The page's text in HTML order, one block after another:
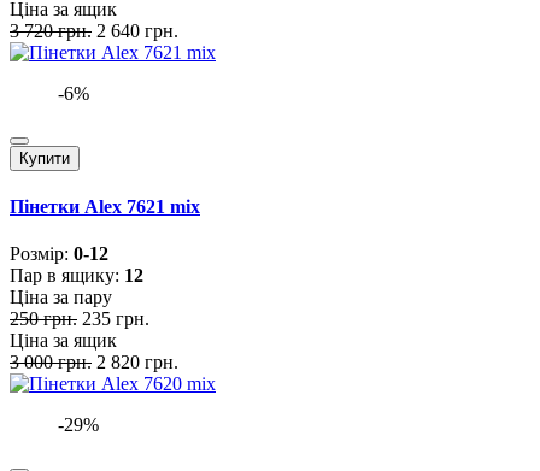
Ціна за ящик
3 720 грн. 2 640 грн.
-6%
Купити
Пінетки Alex 7621 mix
Розмiр: 0-12
Пар в ящику: 12
Ціна за пару
250 грн. 235 грн.
Ціна за ящик
3 000 грн. 2 820 грн.
-29%